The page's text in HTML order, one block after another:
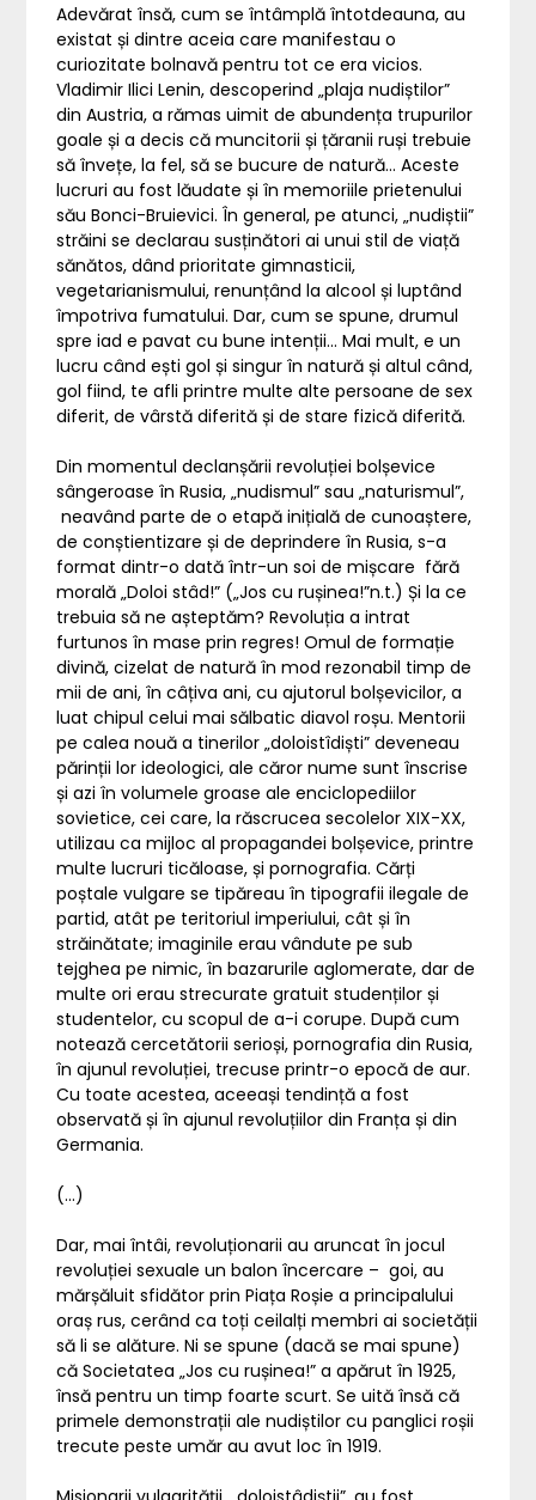
Adevărat însă, cum se întâmplă întotdeauna, au
existat și dintre aceia care manifestau o
curiozitate bolnavă pentru tot ce era vicios.
Vladimir Ilici Lenin, descoperind „plaja nudiștilor”
din Austria, a rămas uimit de abundența trupurilor
goale și a decis că muncitorii și țăranii ruși trebuie
să învețe, la fel, să se bucure de natură… Aceste
lucruri au fost lăudate și în memoriile prietenului
său Bonci-Bruievici. În general, pe atunci, „nudiștii”
străini se declarau susținători ai unui stil de viață
sănătos, dând prioritate gimnasticii,
vegetarianismului, renunțând la alcool și luptând
împotriva fumatului. Dar, cum se spune, drumul
spre iad e pavat cu bune intenții… Mai mult, e un
lucru când ești gol și singur în natură și altul când,
gol fiind, te afli printre multe alte persoane de sex
diferit, de vârstă diferită și de stare fizică diferită.
Din momentul declanșării revoluției bolșevice
sângeroase în Rusia, „nudismul” sau „naturismul”,
neavând parte de o etapă inițială de cunoaștere,
de conștientizare și de deprindere în Rusia, s-a
format dintr-o dată într-un soi de mișcare fără
morală „Doloi stâd!” („Jos cu rușinea!”n.t.) Și la ce
trebuia să ne așteptăm? Revoluția a intrat
furtunos în mase prin regres! Omul de formație
divină, cizelat de natură în mod rezonabil timp de
mii de ani, în câțiva ani, cu ajutorul bolșevicilor, a
luat chipul celui mai sălbatic diavol roșu. Mentorii
pe calea nouă a tinerilor „doloistîdiști” deveneau
părinții lor ideologici, ale căror nume sunt înscrise
și azi în volumele groase ale enciclopediilor
sovietice, cei care, la răscrucea secolelor XIX-XX,
utilizau ca mijloc al propagandei bolșevice, printre
multe lucruri ticăloase, și pornografia. Cărți
poștale vulgare se tipăreau în tipografii ilegale de
partid, atât pe teritoriul imperiului, cât și în
străinătate; imaginile erau vândute pe sub
tejghea pe nimic, în bazarurile aglomerate, dar de
multe ori erau strecurate gratuit studenților și
studentelor, cu scopul de a-i corupe. După cum
notează cercetătorii serioși, pornografia din Rusia,
în ajunul revoluției, trecuse printr-o epocă de aur.
Cu toate acestea, aceeași tendință a fost
observată și în ajunul revoluțiilor din Franța și din
Germania.
(…)
Dar, mai întâi, revoluționarii au aruncat în jocul
revoluției sexuale un balon încercare – goi, au
mărșăluit sfidător prin Piața Roșie a principalului
oraș rus, cerând ca toți ceilalți membri ai societății
să li se alăture. Ni se spune (dacă se mai spune)
că Societatea „Jos cu rușinea!” a apărut în 1925,
însă pentru un timp foarte scurt. Se uită însă că
primele demonstrații ale nudiștilor cu panglici roșii
trecute peste umăr au avut loc în 1919.